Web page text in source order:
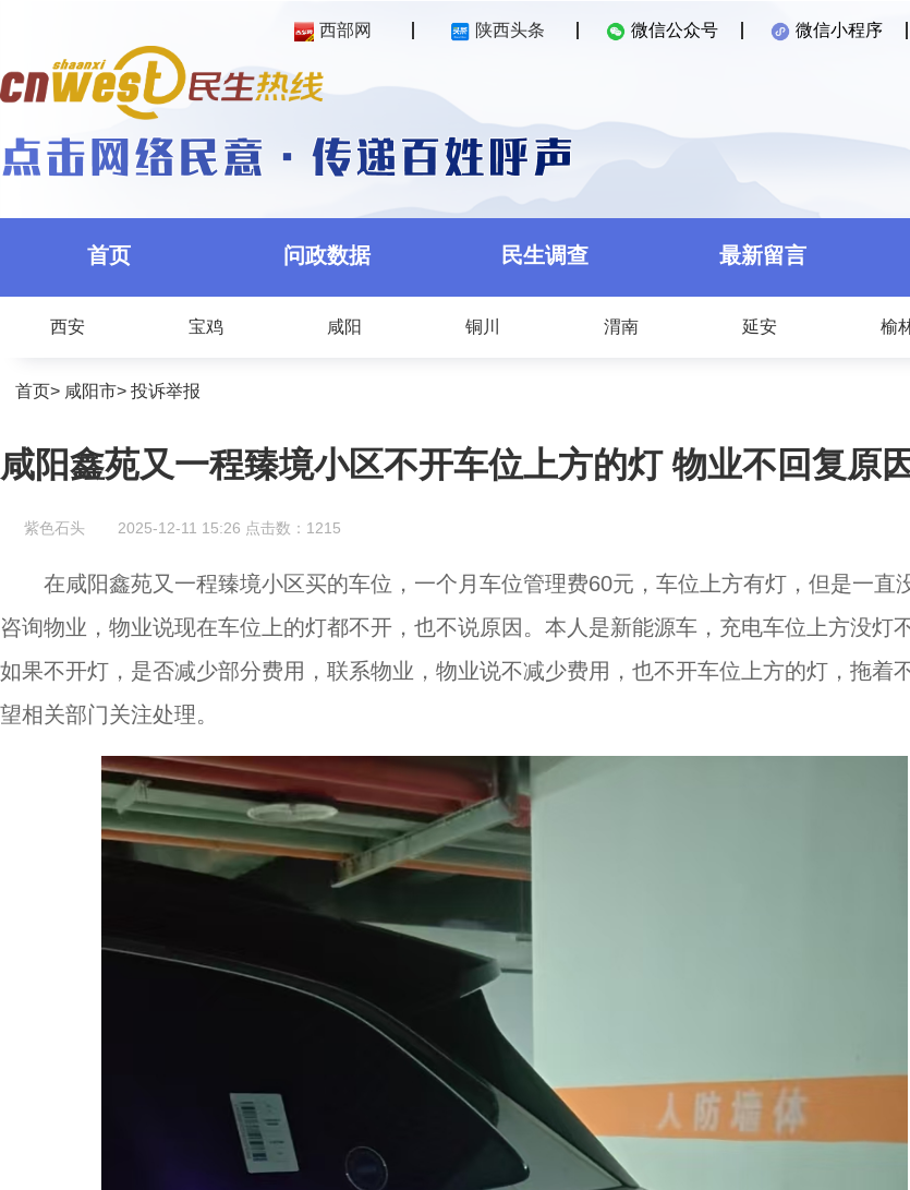
西部网 陕西头条 微信公众号 微信小程序
首页 问政数据 民生调查 最新留言
西安 宝鸡 咸阳 铜川 渭南 延安 榆
首页> 咸阳市> 投诉举报
咸阳鑫苑又一程臻境小区不开车位上方的灯 物业不回复原因
紫色石头 2025-12-11 15:26 点击数： 1215
在咸阳鑫苑又一程臻境小区买的车位，一个月车位管理费60元，车位上方有灯，但是一直
咨询物业，物业说现在车位上的灯都不开，也不说原因。本人是新能源车，充电车位上方没灯
如果不开灯，是否减少部分费用，联系物业，物业说不减少费用，也不开车位上方的灯，拖着
望相关部门关注处理。